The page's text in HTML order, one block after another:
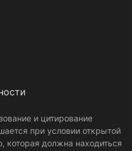
и цитирование
при условии открытой
которая должна находиться